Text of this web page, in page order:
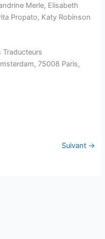
Merle, Elisabeth
Propato, Katy Robinson
75008 Paris,
Suivant →